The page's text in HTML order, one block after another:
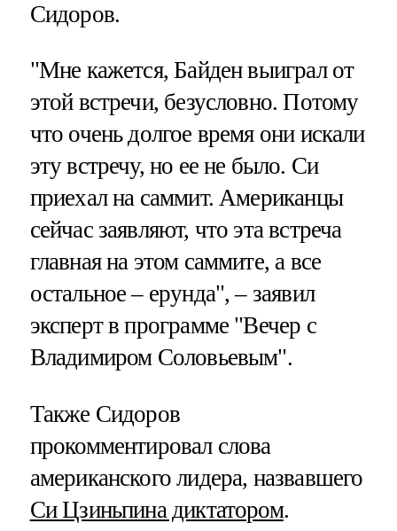
Сидоров.
"Мне кажется, Байден выиграл от
этой встречи, безусловно. Потому
что очень долгое время они искали
эту встречу, но ее не было. Си
приехал на саммит. Американцы
сейчас заявляют, что эта встреча
главная на этом саммите, а все
остальное – ерунда", – заявил
эксперт в программе "Вечер с
Владимиром Соловьевым".
Также Сидоров
прокомментировал слова
американского лидера, назвавшего
Си Цзиньпина диктатором.